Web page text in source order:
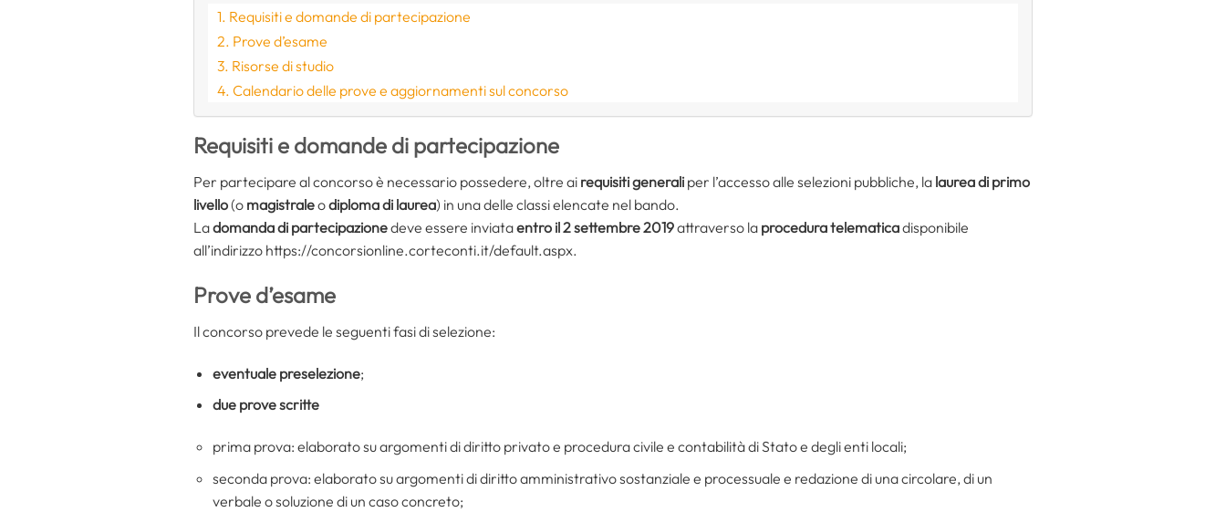
Requisiti e domande di partecipazione
Prove d’esame
Risorse di studio
Calendario delle prove e aggiornamenti sul concorso
Requisiti e domande di partecipazione
Per partecipare al concorso è necessario possedere, oltre ai requisiti generali per l’accesso alle selezioni pubbliche, la laurea di primo
livello(o magistraleodiploma di laurea) in una delle classi elencate nel bando.
Ladomanda di partecipazionedeve essere inviataentro il 2 settembre 2019attraverso la procedura telematicadisponibile
all’indirizzo https://concorsionline.corteconti.it/default.aspx.
Prove d’esame
Il concorso prevede le seguenti fasi di selezione:
eventuale preselezione;
due prove scritte
prima prova: elaborato su argomenti di diritto privato e procedura civile e contabilità di Stato e degli enti locali;
seconda prova: elaborato su argomenti di diritto amministrativo sostanziale e processuale e redazione di una circolare, di un
verbale o soluzione di un caso concreto;